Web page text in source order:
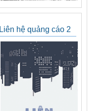
Liên hệ quảng cáo 2